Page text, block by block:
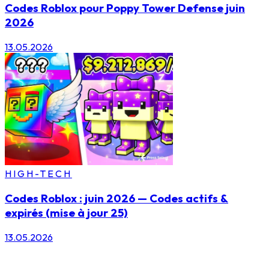
Codes Roblox pour Poppy Tower Defense juin
2026
13.05.2026
HIGH-TECH
Codes Roblox : juin 2026 — Codes actifs &
expirés (mise à jour 25)
13.05.2026